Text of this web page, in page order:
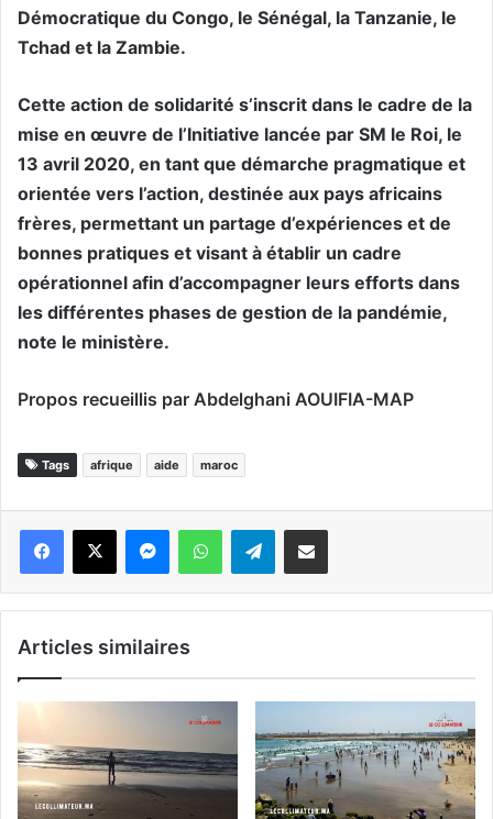
Démocratique du Congo, le Sénégal, la Tanzanie, le
Tchad et la Zambie.
Cette action de solidarité s’inscrit dans le cadre de la
mise en œuvre de l’Initiative lancée par SM le Roi, le
13 avril 2020, en tant que démarche pragmatique et
orientée vers l’action, destinée aux pays africains
frères, permettant un partage d’expériences et de
bonnes pratiques et visant à établir un cadre
opérationnel afin d’accompagner leurs efforts dans
les différentes phases de gestion de la pandémie,
note le ministère.
Propos recueillis par Abdelghani AOUIFIA-MAP
Tags afrique aide maroc
WhatsApp Telegram
Articles similaires